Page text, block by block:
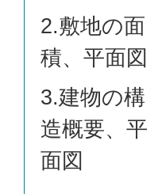
2.敷地の面
積、平面図
3.建物の構
造概要、平
面図